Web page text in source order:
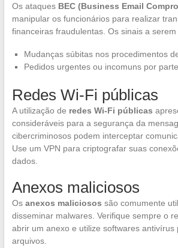
Os ataques BEC (Business Email
manipular os funcionários para realizar
financeiras fraudulentas. Os sinais a
Mudanças súbitas nos procedimentos
Pedidos urgentes ou incomuns por
Redes Wi-Fi públicas
A utilização de redes Wi-Fi públicas
consideráveis para a segurança da
cibercriminosos podem interceptar
Use um VPN para criptografar suas
dados.
Anexos maliciosos
Os anexos maliciosos são comumente
disseminar malwares. Verifique sempre o
abrir um anexo e utilize softwares antivírus
arquivos.